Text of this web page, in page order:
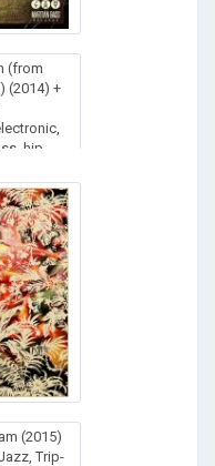
(from
(2014) +
hip
(2015)
Trip-